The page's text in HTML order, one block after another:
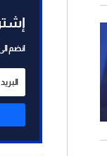
انضم